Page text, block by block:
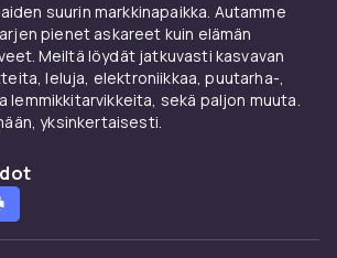
suurin markkinapaikka. Autamme
pienet askareet kuin elämän
Meiltä löydät jatkuvasti kasvavan
leluja, elektroniikkaa, puutarha-,
lemmikkitarvikkeita, sekä paljon muuta.
yksinkertaisesti.